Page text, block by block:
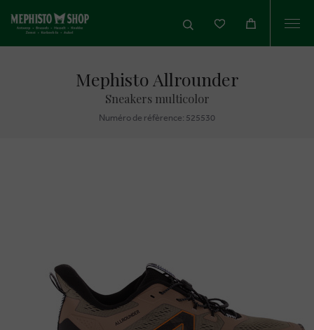
Mephisto Allrounder
Sneakers multicolor
Numéro de réfèrence: 525530